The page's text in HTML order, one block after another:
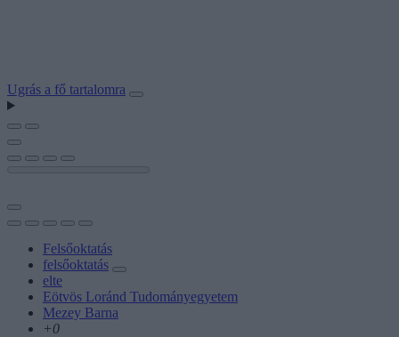
Ugrás a fő tartalomra
Felsőoktatás
felsőoktatás
elte
Eötvös Loránd Tudományegyetem
Mezey Barna
+0